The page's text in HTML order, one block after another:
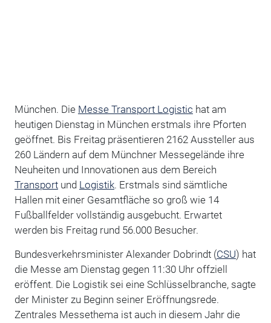
München. Die Messe Transport Logistic hat am
heutigen Dienstag in München erstmals ihre Pforten
geöffnet. Bis Freitag präsentieren 2162 Aussteller aus
260 Ländern auf dem Münchner Messegelände ihre
Neuheiten und Innovationen aus dem Bereich
Transportund Logistik. Erstmals sind sämtliche
Hallen mit einer Gesamtfläche so groß wie 14
Fußballfelder vollständig ausgebucht. Erwartet
werden bis Freitag rund 56.000 Besucher.
Bundesverkehrsminister Alexander Dobrindt (CSU) hat
die Messe am Dienstag gegen 11:30 Uhr offziell
eröffent. Die Logistik sei eine Schlüsselbranche, sagte
der Minister zu Beginn seiner Eröffnungsrede.
Zentrales Messethema ist auch in diesem Jahr die